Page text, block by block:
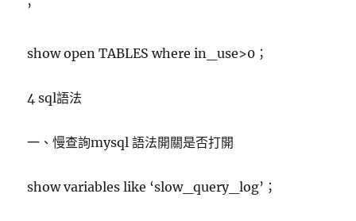
’
show open TABLES where in_use>0；
4 sql語法
一、慢查詢mysql 語法開關是否打開
show variables like ‘slow_query_log’；